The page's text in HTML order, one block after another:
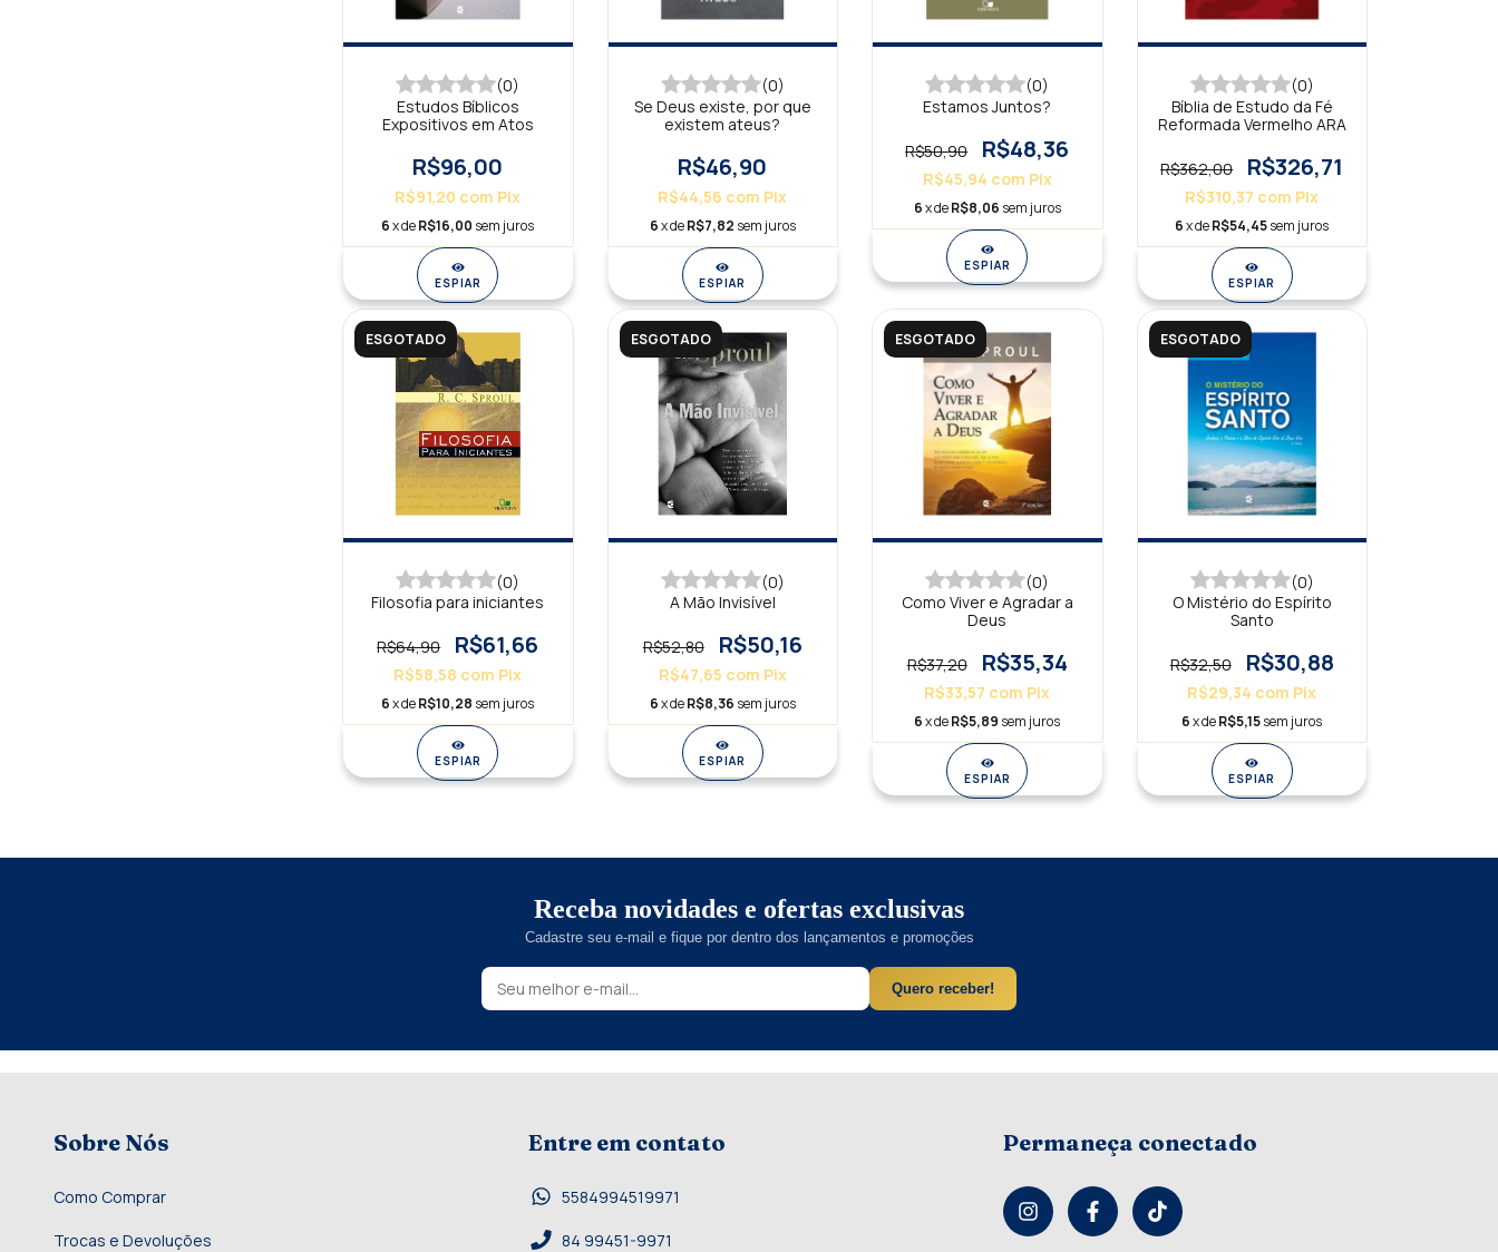
(0)
Estudos Bíblicos
Expositivos em Atos
R$96,00
R$91,20 com Pix
6x deR$16,00 sem juros
ESPIAR
(0)
Se Deus existe, por que
existem ateus?
R$46,90
R$44,56 com Pix
6x deR$7,82 sem juros
ESPIAR
(0)
Estamos Juntos?
R$50,90 R$48,36
R$45,94 com Pix
6x deR$8,06 sem juros
ESPIAR
(0)
Bíblia de Estudo da Fé
Reformada Vermelho ARA
R$362,00 R$326,71
R$310,37 com Pix
6x deR$54,45sem juros
ESPIAR
ESGOTADO
(0)
Filosofia para iniciantes
R$64,90 R$61,66
R$58,58 com Pix
6x deR$10,28 sem juros
ESPIAR
ESGOTADO
(0)
A Mão Invisível
R$52,80 R$50,16
R$47,65 com Pix
6x deR$8,36 sem juros
ESPIAR
ESGOTADO
(0)
Como Viver e Agradar a
Deus
R$37,20 R$35,34
R$33,57 com Pix
6x deR$5,89 sem juros
ESPIAR
ESGOTADO
(0)
O Mistério do Espírito
Santo
R$32,50 R$30,88
R$29,34 com Pix
6x deR$5,15sem juros
ESPIAR
Receba novidades e ofertas exclusivas
Cadastre seu e-mail e fique por dentro dos lançamentos e promoções
Quero receber!
Sobre Nós
Como Comprar
Trocas e Devoluções
Entre em contato
5584994519971
84 99451-9971
Permaneça conectado